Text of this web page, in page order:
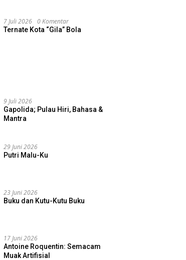
7 Juli 2026 0 Komentar
Ternate Kota “Gila” Bola
9 Juli 2026
Gapolida; Pulau Hiri, Bahasa &
Mantra
29 Juni 2026
Putri Malu-Ku
23 Juni 2026
Buku dan Kutu-Kutu Buku
17 Juni 2026
Antoine Roquentin: Semacam
Muak Artifisial